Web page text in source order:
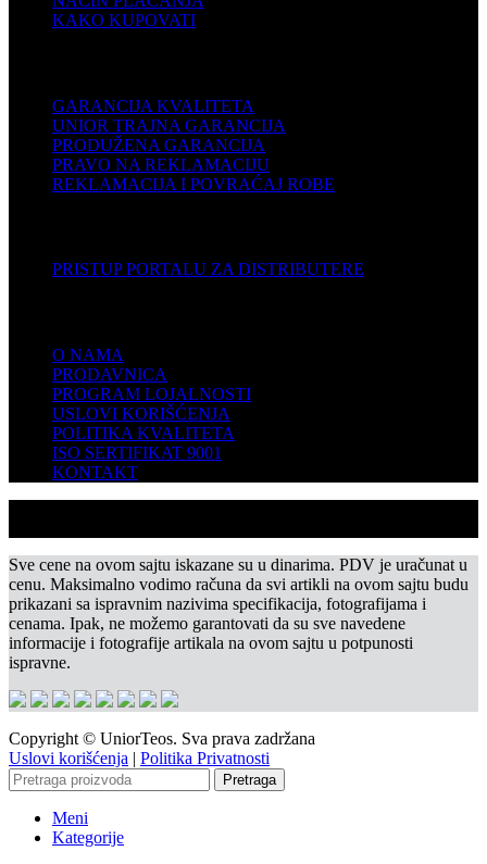
KAKO KUPOVATI
GARANCIJA KVALITETA
UNIOR TRAJNA GARANCIJA
PRODUŽENA GARANCIJA
PRAVO NA REKLAMACIJU
REKLAMACIJA I POVRAĆAJ ROBE
PRISTUP PORTALU ZA DISTRIBUTERE
O NAMA
PRODAVNICA
PROGRAM LOJALNOSTI
USLOVI KORIŠĆENJA
POLITIKA KVALITETA
ISO SERTIFIKAT 9001
KONTAKT
Sve cene na ovom sajtu iskazane su u dinarima. PDV je uračunat u
cenu. Maksimalno vodimo računa da svi artikli na ovom sajtu budu
prikazani sa ispravnim nazivima specifikacija, fotografijama i
cenama. Ipak, ne možemo garantovati da su sve navedene
informacije i fotografije artikala na ovom sajtu u potpunosti
ispravne.
Copyright © UniorTeos. Sva prava zadržana
Uslovi korišćenja | Politika Privatnosti
Pretraga
Meni
Kategorije